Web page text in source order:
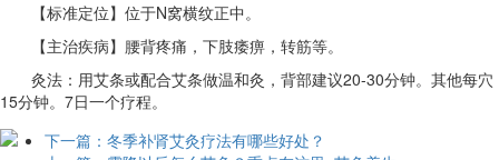
【标准定位】位于N窝横纹正中。
【主治疾病】腰背疼痛，下肢痿痹，转筋等。
灸法：用艾条或配合艾条做温和灸，背部建议20-30分钟。其他每穴
15分钟。7日一个疗程。
下一篇：冬季补肾艾灸疗法有哪些好处？